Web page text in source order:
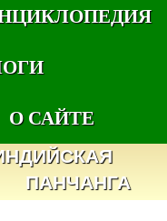
О САЙТЕ
ПАНЧАНГА